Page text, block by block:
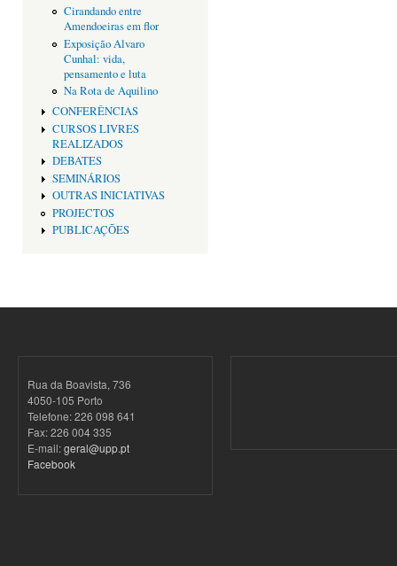
Cirandando entre
Amendoeiras em flor
Exposição Alvaro
Cunhal: vida,
pensamento e luta
Na Rota de Aquilino
CONFERÊNCIAS
CURSOS LIVRES
REALIZADOS
DEBATES
SEMINÁRIOS
OUTRAS INICIATIVAS
PROJECTOS
PUBLICAÇÕES
Rua da Boavista, 736
4050-105 Porto
Telefone: 226 098 641
Fax: 226 004 335
E-mail:geral@upp.pt
Facebook